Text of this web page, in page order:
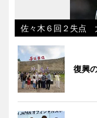
佐々木６回２失点
復興